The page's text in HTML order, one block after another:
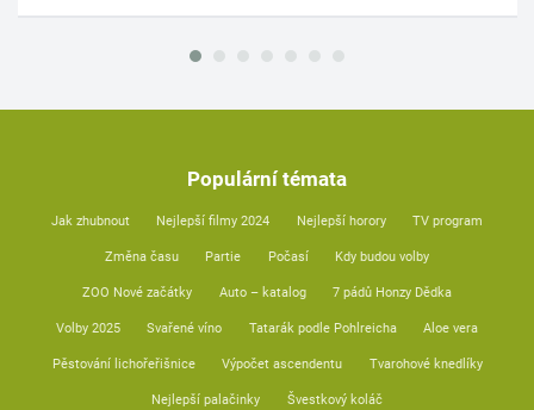
Populární témata
Jak zhubnout Nejlepší filmy 2024 Nejlepší horory TV program
Změna času Partie Počasí Kdy budou volby
ZOO Nové začátky Auto – katalog 7 pádů Honzy Dědka
Volby 2025 Svařené víno Tatarák podle Pohlreicha Aloe vera
Pěstování lichořeřišnice Výpočet ascendentu Tvarohové knedlíky
Nejlepší palačinky Švestkový koláč